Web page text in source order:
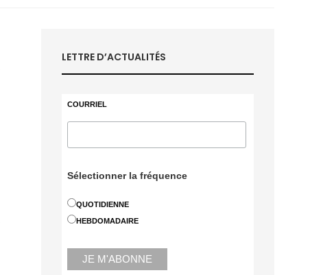
LETTRE D’ACTUALITÉS
COURRIEL
Sélectionner la fréquence
QUOTIDIENNE
HEBDOMADAIRE